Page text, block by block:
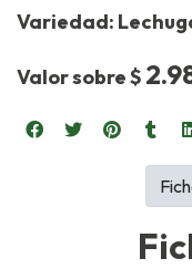
Variedad:
Valor sobre $